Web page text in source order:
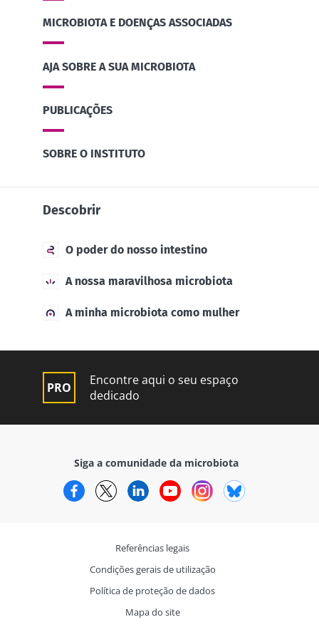
MICROBIOTA E DOENÇAS ASSOCIADAS
AJA SOBRE A SUA MICROBIOTA
PUBLICAÇÕES
SOBRE O INSTITUTO
Descobrir
O poder do nosso intestino
A nossa maravilhosa microbiota
A minha microbiota como mulher
Encontre aqui o seu espaço
dedicado
Siga a comunidade da microbiota
FacebookTwitterLinkedInYouTubeInstagram
Referências legais
Condições gerais de utilização
Política de proteção de dados
Mapa do site